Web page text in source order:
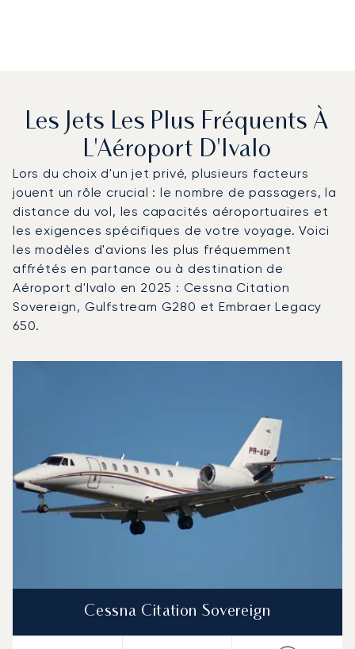
Les Jets Les Plus Fréquents À
L'Aéroport D'Ivalo
Lors du choix d'un jet privé, plusieurs facteurs
jouent un rôle crucial : le nombre de passagers, la
distance du vol, les capacités aéroportuaires et
les exigences spécifiques de votre voyage. Voici
les modèles d'avions les plus fréquemment
affrétés en partance ou à destination de
Aéroport d'Ivalo en 2025 : Cessna Citation
Sovereign, Gulfstream G280 et Embraer Legacy
650.
Cessna Citation Sovereign